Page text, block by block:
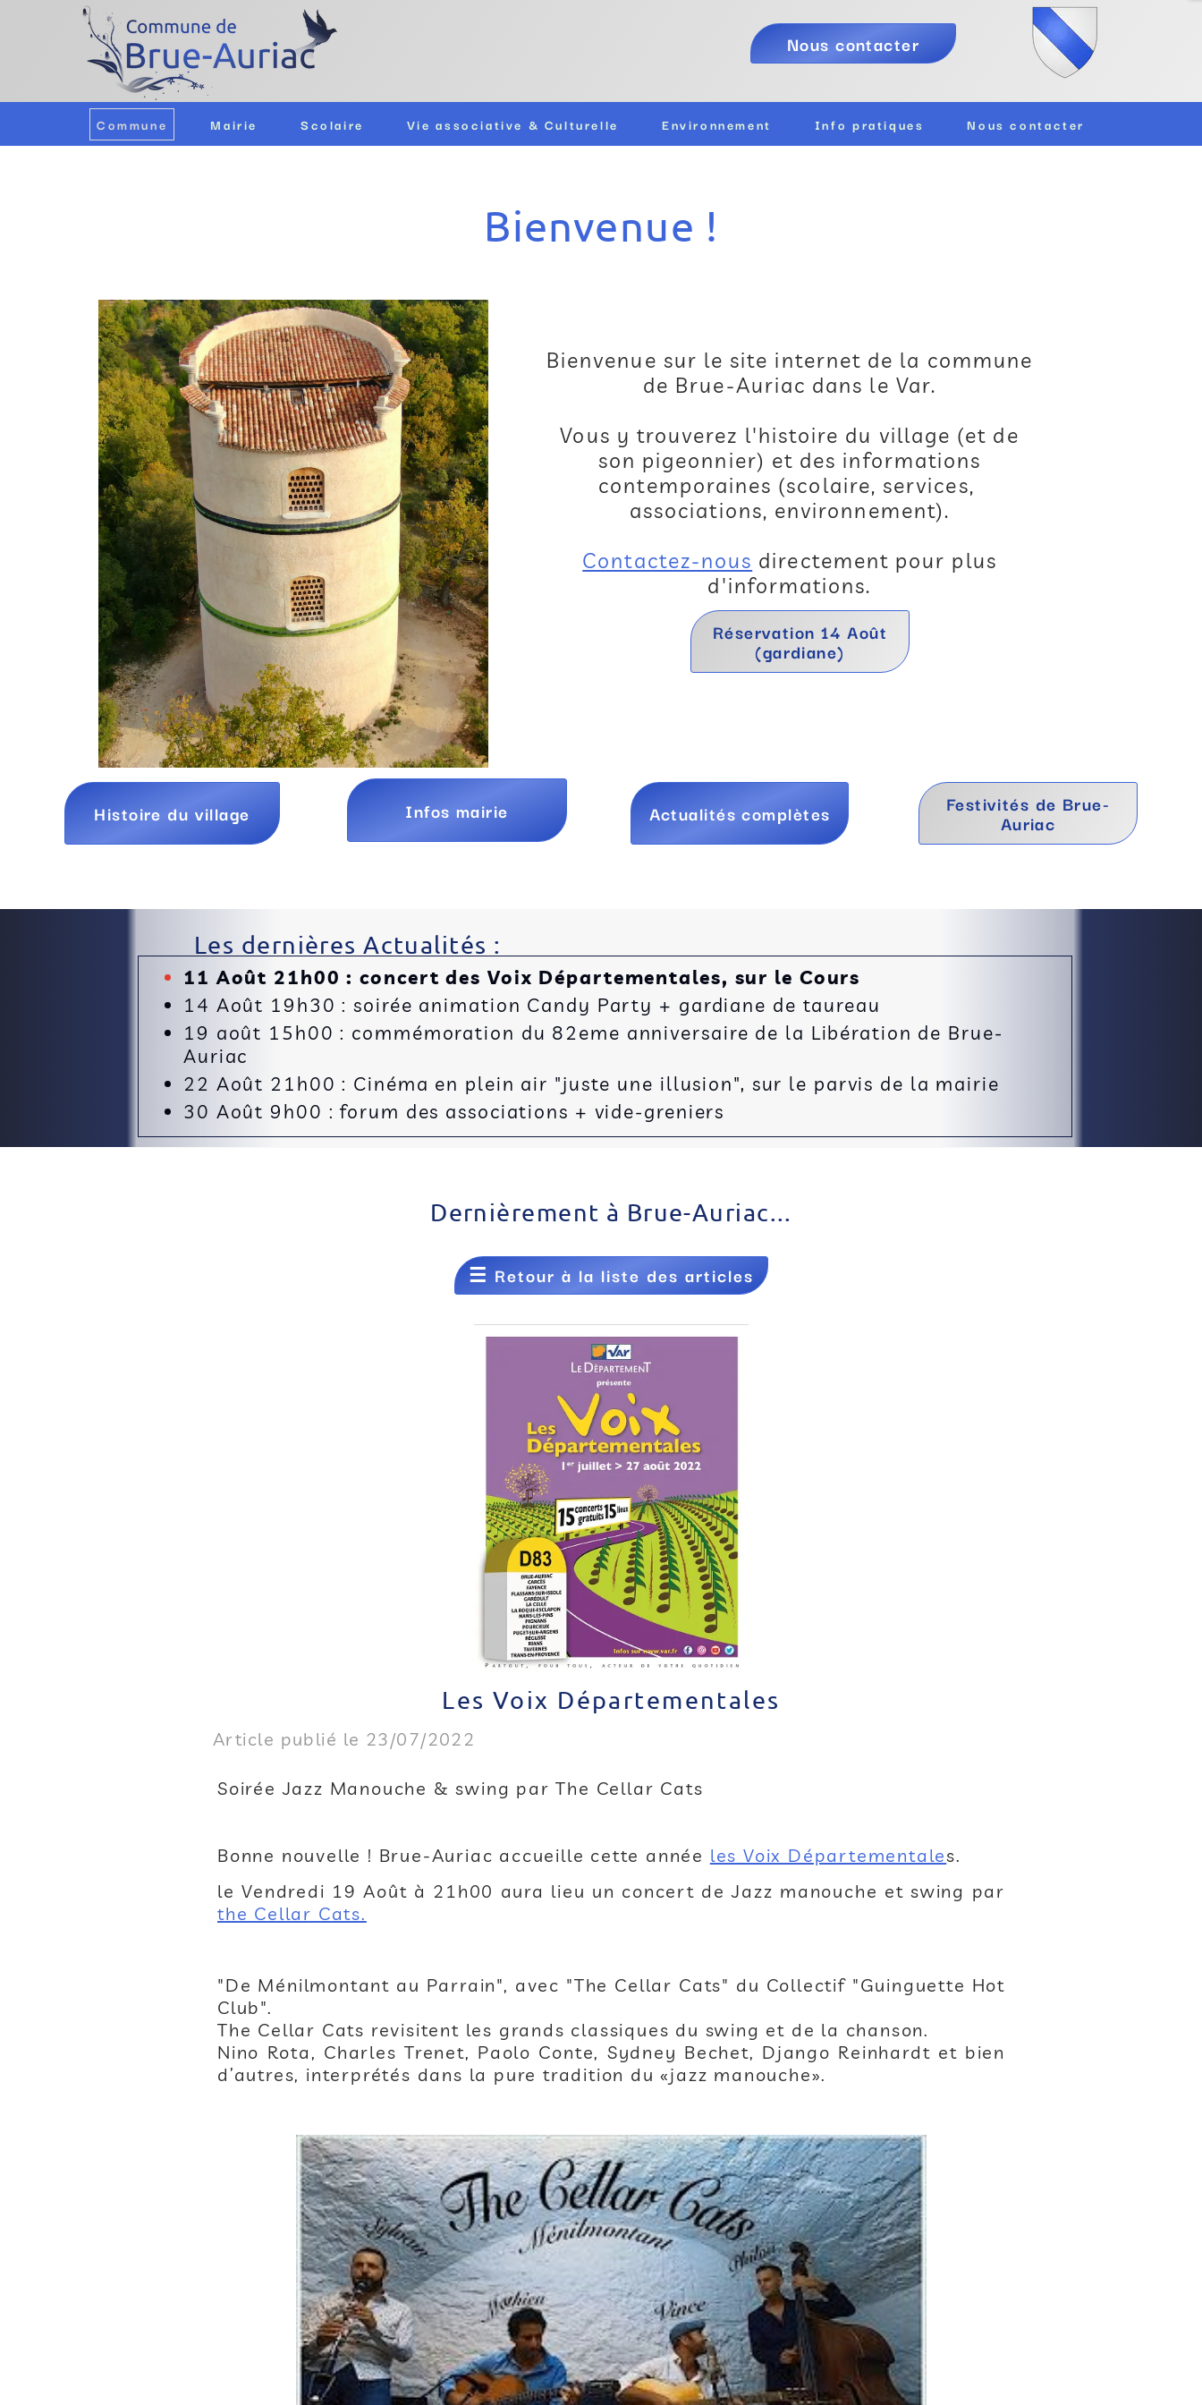
Commune Mairie Scolaire Vie associative & Culturelle Environnement Info pratiques Nous contacter
Nous contacter
Bienvenue !
Bienvenue sur le site internet de la commune
de Brue-Auriac dans le Var.
Vous y trouverez l'histoire du village (et de
son pigeonnier) et des informations
contemporaines (scolaire, services,
associations, environnement).
Contactez-nous directement pour plus
d'informations.
Réservation 14 Août
(gardiane)
Infos mairie
Histoire du village Actualités complètes Festivités de Brue-
Auriac
Les dernières Actualités :
11 Août 21h00 : concert des Voix Départementales, sur le Cours
14 Août 19h30 : soirée animation Candy Party + gardiane de taureau
19 août 15h00 : commémoration du 82eme anniversaire de la Libération de Brue-
Auriac
22 Août 21h00 : Cinéma en plein air "juste une illusion", sur le parvis de la mairie
30 Août 9h00 : forum des associations + vide-greniers
Dernièrement à Brue-Auriac...
☰ Retour à la liste des articles
Les Voix Départementales
Article publié le 23/07/2022
Soirée Jazz Manouche & swing par The Cellar Cats
Bonne nouvelle ! Brue-Auriac accueille cette année les Voix Départementales.
le Vendredi 19 Août à 21h00 aura lieu un concert de Jazz manouche et swing par
the Cellar Cats.
"De Ménilmontant au Parrain", avec "The Cellar Cats" du Collectif "Guinguette Hot
Club".
The Cellar Cats revisitent les grands classiques du swing et de la chanson.
Nino Rota, Charles Trenet, Paolo Conte, Sydney Bechet, Django Reinhardt et bien
d’autres, interprétés dans la pure tradition du «jazz manouche».